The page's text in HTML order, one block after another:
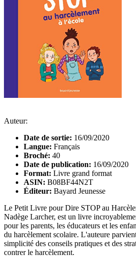
Auteur:
Date de sortie: 16/09/2020
Langue: Français
Broché: 40
Date de publication: 16/09/2020
Format: Livre grand format
ASIN: B08BF44N2T
Éditeur: Bayard Jeunesse
Le Petit Livre pour Dire STOP au
Nadège Larcher, est un livre
pour les parents, les éducateurs et les
du harcèlement scolaire. L'auteure
simplicité des conseils pratiques et des
contrer le harcèlement.